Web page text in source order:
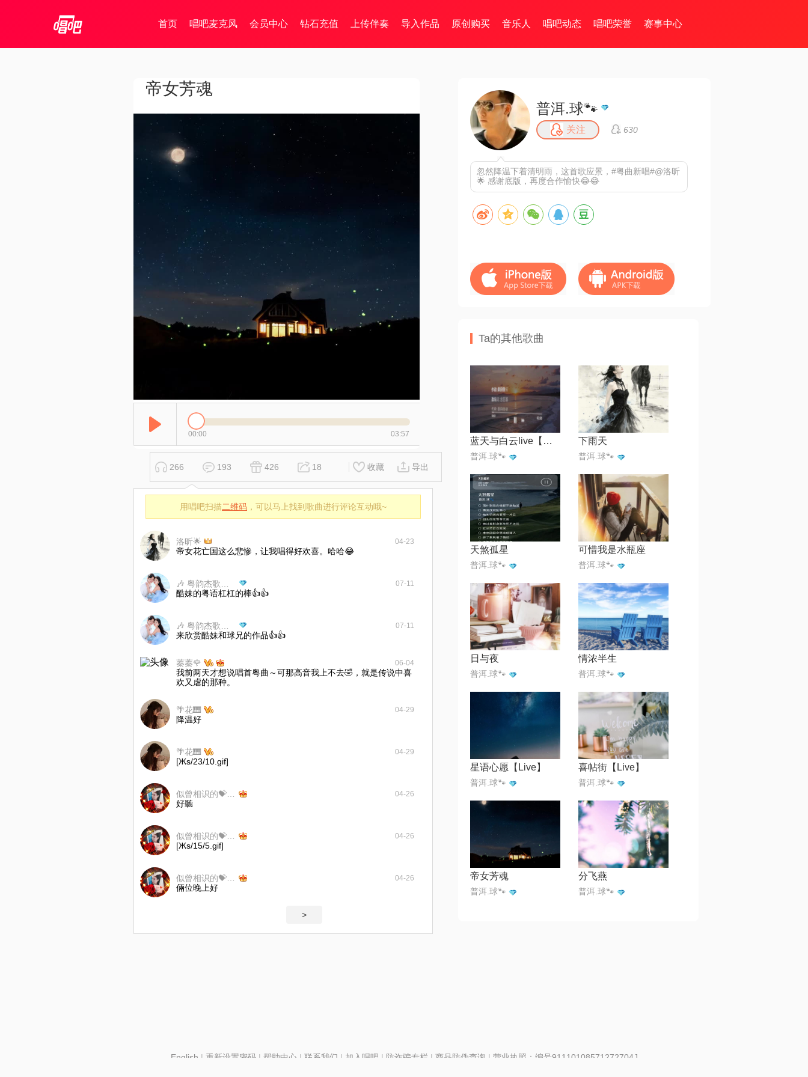
首页 唱吧麦克风 会员中心 钻石充值 上传伴奏 导入作品 原创购买 音乐人 唱吧动态 唱吧荣誉 赛事中心
帝女芳魂
00:00 03:57
266 193 426 18 收藏 导出
用唱吧扫描二维码 ，可以马上找到歌曲进行评论互动哦~
洛昕🌟 04-23
帝女花亡国这么悲惨，让我唱得好欢喜。哈哈😂
07-11
酷妹的粤语杠杠的棒👍👍
07-11
来欣赏酷妹和球兄的作品👍👍
蓁蓁🌹 06-04
我前两天才想说唱首粤曲～可那高音我上不去🤣，就是传说中喜
欢又虐的那种。
🌴花🎹 04-29
降温好
🌴花🎹 04-29
[Жs/23/10.gif]
04-26
好聽
04-26
[Жs/15/5.gif]
04-26
倆位晚上好
>
普洱.球🐾
关注 630
忽然降温下着清明雨，这首歌应景，#粤曲新唱#@洛昕
🌟 感谢底版，再度合作愉快😂😂
Ta的其他歌曲
蓝天与白云live【遇见神】
普洱.球🐾
下雨天
普洱.球🐾
天煞孤星
普洱.球🐾
可惜我是水瓶座
普洱.球🐾
日与夜
普洱.球🐾
情浓半生
普洱.球🐾
星语心愿【Live】
普洱.球🐾
喜帖街【Live】
普洱.球🐾
帝女芳魂
普洱.球🐾
分飞燕
普洱.球🐾
English | 重新设置密码| 帮助中心 | 联系我们 | 加入唱吧 | 防诈骗专栏 | 商品防伪查询 | 营业执照：编号91110108571272704J